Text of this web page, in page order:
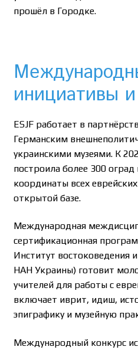
прошёл в Городке.
инициативы
ESJF работает в
Германским
украинскими музеями. К
построила более 300 оград
координаты всех
открытой базе.
Международная
сертификационная
Институт востоковедения
НАН Украины) готовит
учителей для работы с
включает иврит, идиш,
эпиграфику и музейную
Международный конкурс